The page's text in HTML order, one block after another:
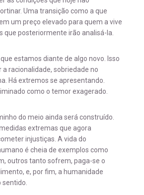
Uma transição como a que
um preço elevado para quem a vive
que posteriormente irão analisá-la.
estamos diante de algo novo. Isso
racionalidade, sobriedade no
Há extremos se apresentando.
como o temor exagerado.
do meio ainda será construído.
extremas que agora
injustiças. A vida do
é cheia de exemplos como
outros tanto sofrem, paga-se o
e, por fim, a humanidade
sentido.